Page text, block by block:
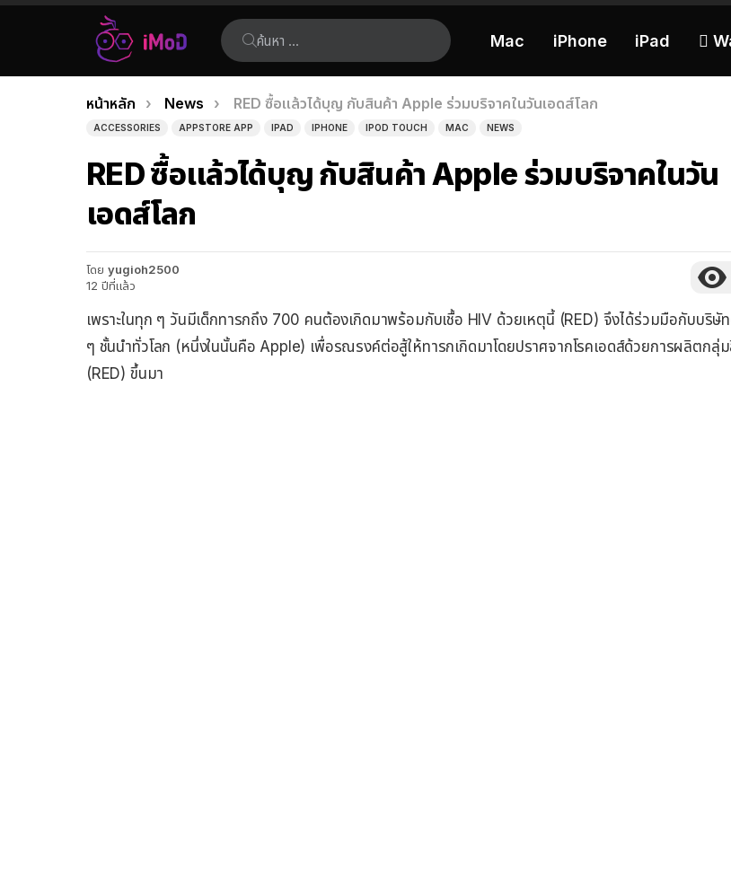
ค้นหา:
Mac iPhone iPad 
เรื่อง
ล่าสุด
คุณอยู่ที่นี่:
หน้าหลัก News RED ซื้อแล้วได้บุญ กับสินค้า Apple ร่วมบริจาคในวันเอดส์โลก
ACCESSORIES APPSTORE APP IPAD IPHONE IPOD TOUCH MAC NEWS
RED ซื้อแล้วได้บุญ กับสินค้า Apple ร่วมบริจาคในวัน
เอดส์โลก
โดย yugioh2500
12 ปีที่แล้ว
เพราะในทุก ๆ วันมีเด็กทารกถึง 700 คนต้องเกิดมาพร้อมกับเชื้อ HIV ด้วยเหตุนี้ (RED) จึงได้ร่วมมือกับบริษั
ๆ ชั้นนำทั่วโลก (หนึ่งในนั้นคือ Apple) เพื่อรณรงค์ต่อสู้ให้ทารกเกิดมาโดยปราศจากโรคเอดส์ด้วยการผลิตกลุ่
(RED) ขึ้นมา